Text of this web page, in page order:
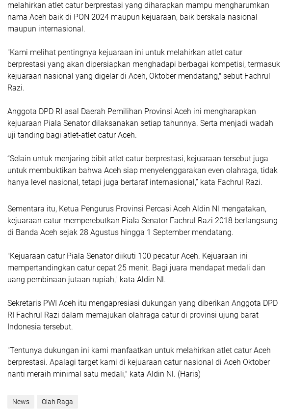
melahirkan atlet catur berprestasi yang diharapkan mampu mengharumkan
nama Aceh baik di PON 2024 maupun kejuaraan, baik berskala nasional
maupun internasional.
"Kami melihat pentingnya kejuaraan ini untuk melahirkan atlet catur
berprestasi yang akan dipersiapkan menghadapi berbagai kompetisi, termasuk
kejuaraan nasional yang digelar di Aceh, Oktober mendatang," sebut Fachrul
Razi.
Anggota DPD RI asal Daerah Pemilihan Provinsi Aceh ini mengharapkan
kejuaraan Piala Senator dilaksanakan setiap tahunnya. Serta menjadi wadah
uji tanding bagi atlet-atlet catur Aceh.
“Selain untuk menjaring bibit atlet catur berprestasi, kejuaraan tersebut juga
untuk membuktikan bahwa Aceh siap menyelenggarakan even olahraga, tidak
hanya level nasional, tetapi juga bertaraf internasional,” kata Fachrul Razi.
Sementara itu, Ketua Pengurus Provinsi Percasi Aceh Aldin Nl mengatakan,
kejuaraan catur memperebutkan Piala Senator Fachrul Razi 2018 berlangsung
di Banda Aceh sejak 28 Agustus hingga 1 September mendatang.
"Kejuaraan catur Piala Senator diikuti 100 pecatur Aceh. Kejuaraan ini
mempertandingkan catur cepat 25 menit. Bagi juara mendapat medali dan
uang pembinaan jutaan rupiah," kata Aldin Nl.
Sekretaris PWI Aceh itu mengapresiasi dukungan yang diberikan Anggota DPD
RI Fachrul Razi dalam memajukan olahraga catur di provinsi ujung barat
Indonesia tersebut.
"Tentunya dukungan ini kami manfaatkan untuk melahirkan atlet catur Aceh
berprestasi. Apalagi target kami di kejuaraan catur nasional di Aceh Oktober
nanti meraih minimal satu medali," kata Aldin Nl. (Haris)
News Olah Raga